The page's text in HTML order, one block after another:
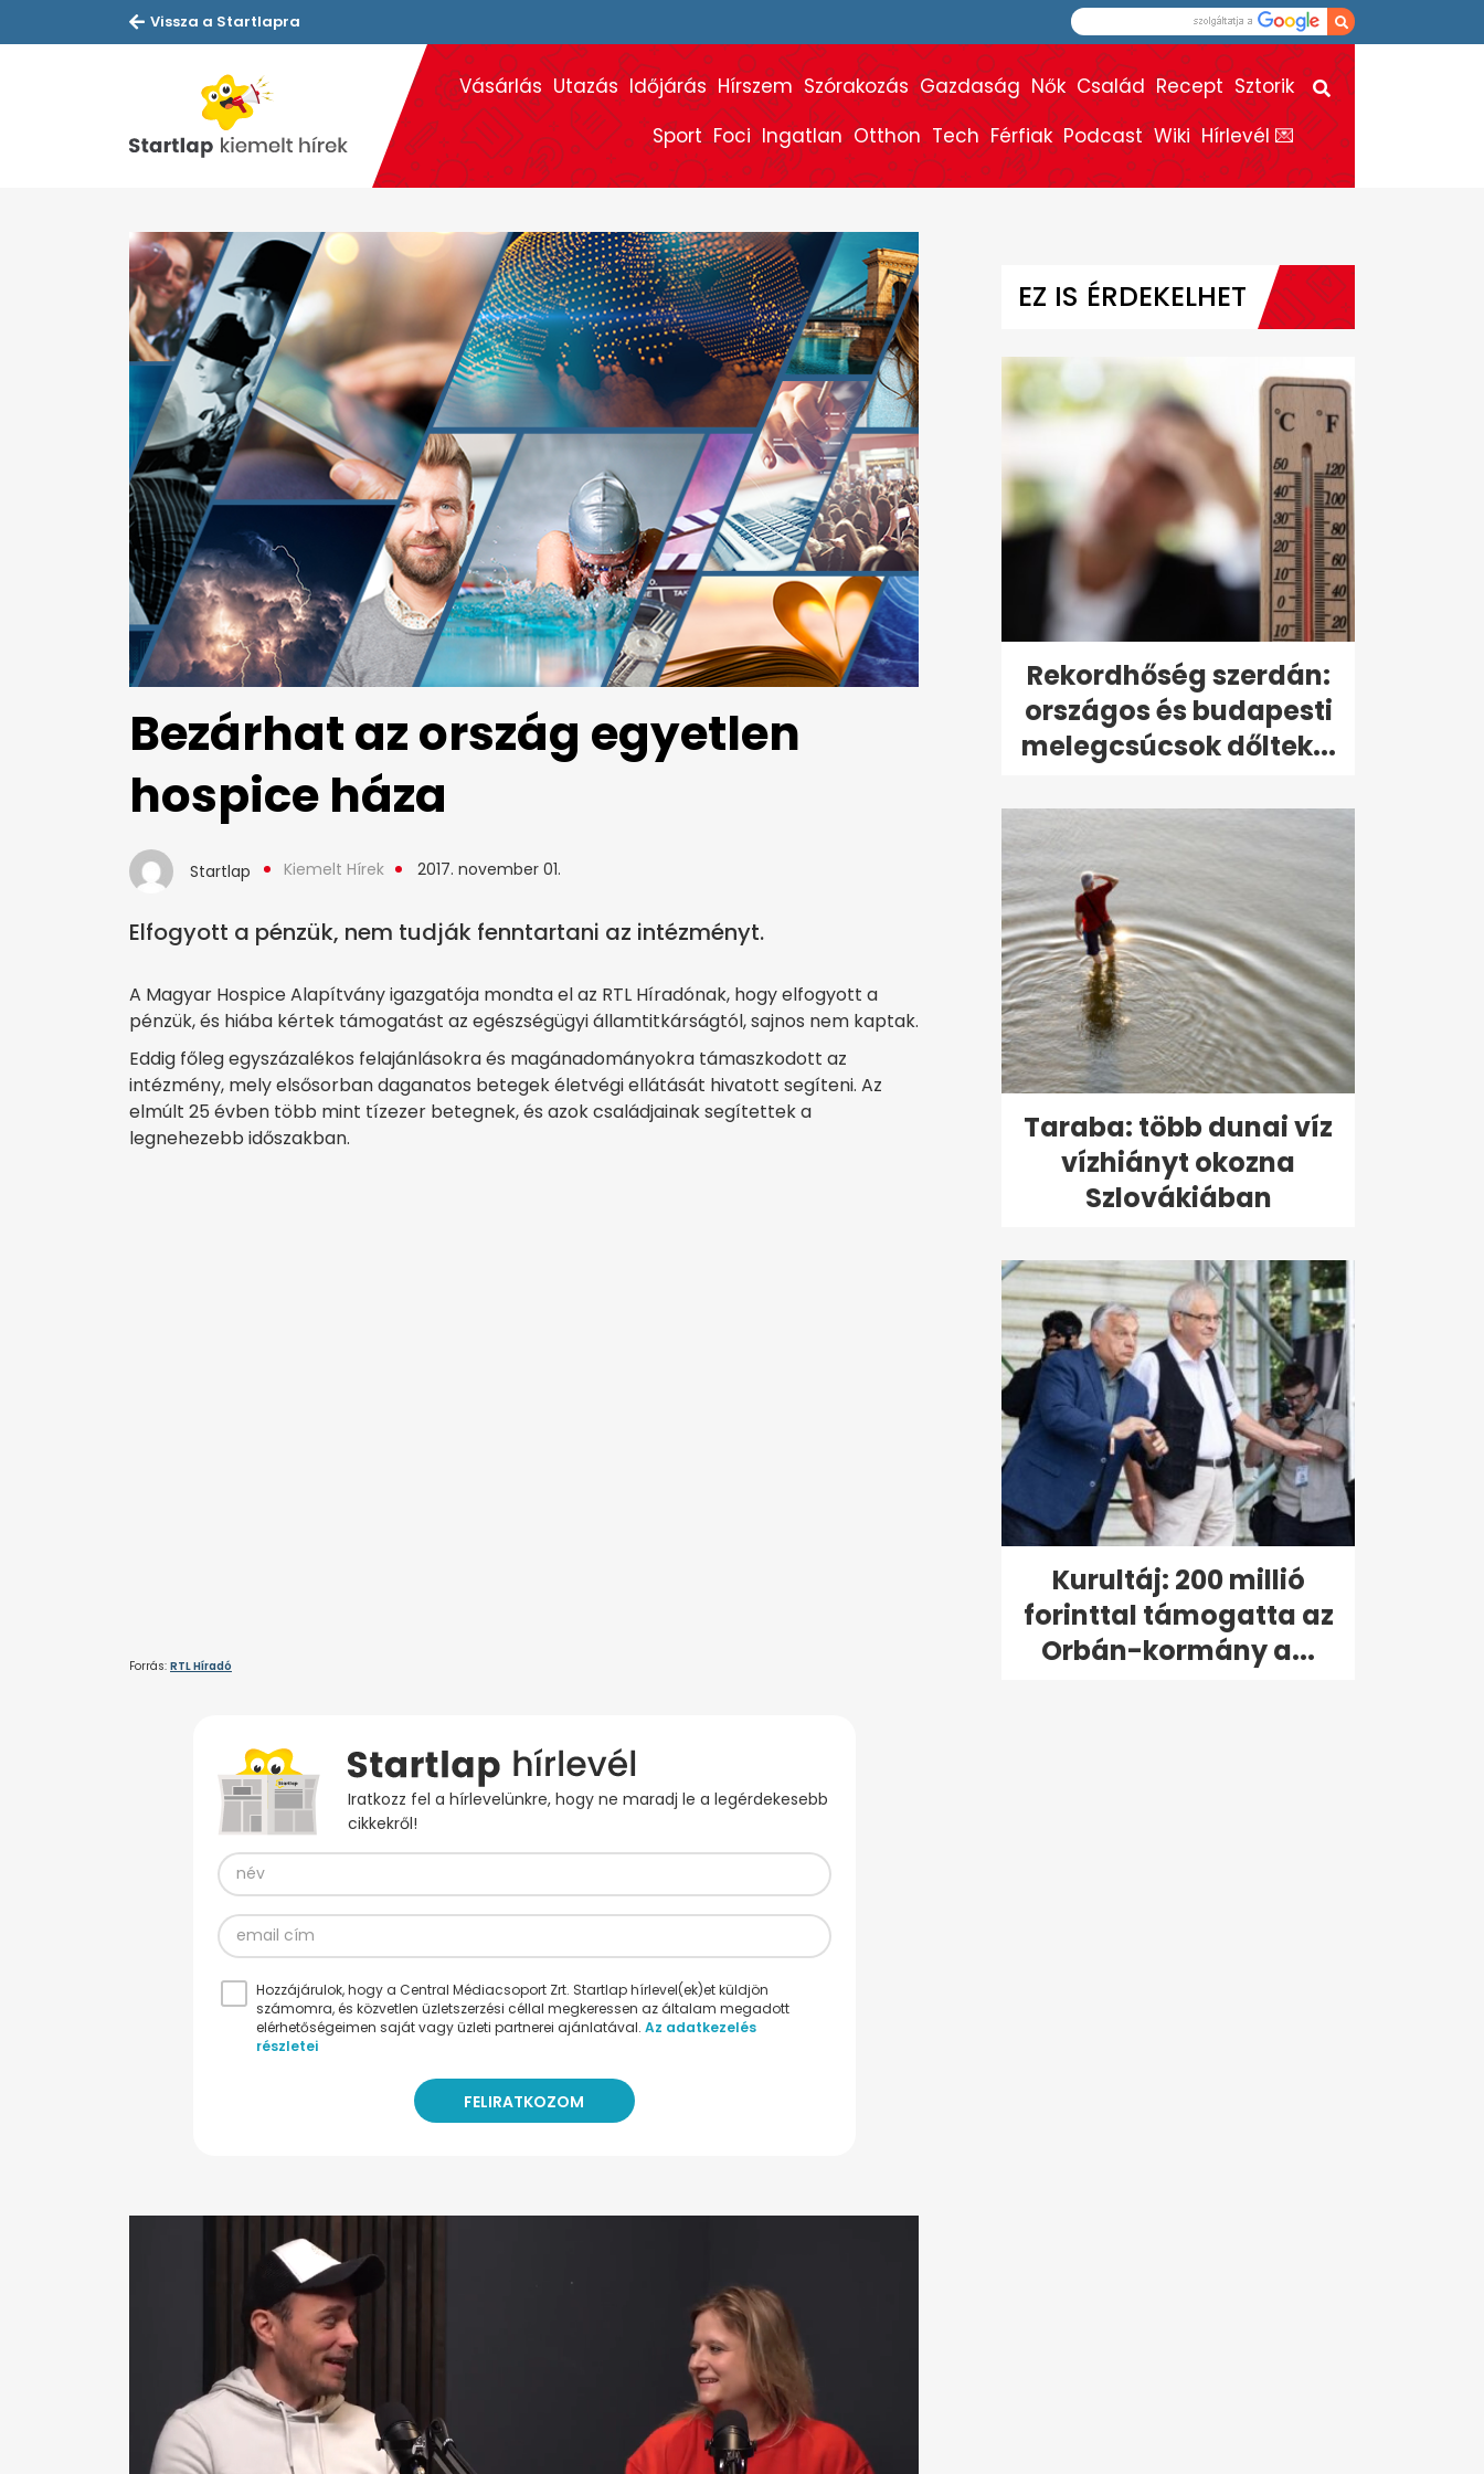
Vissza a Startlapra
Vásárlás Utazás Időjárás Hírszem Szórakozás Gazdaság Nők Család Recept Sztorik
Sport Foci Ingatlan Otthon Tech Férfiak Podcast Wiki Hírlevél 💌
Bezárhat az ország egyetlen
hospice háza
Startlap Kiemelt Hírek 2017. november 01.
Elfogyott a pénzük, nem tudják fenntartani az intézményt.
A Magyar Hospice Alapítvány igazgatója mondta el az RTL Híradónak, hogy elfogyott a
pénzük, és hiába kértek támogatást az egészségügyi államtitkárságtól, sajnos nem kaptak.
Eddig főleg egyszázalékos felajánlásokra és magánadományokra támaszkodott az
intézmény, mely elsősorban daganatos betegek életvégi ellátását hivatott segíteni. Az
elmúlt 25 évben több mint tízezer betegnek, és azok családjainak segítettek a
legnehezebb időszakban.
Forrás: RTL Híradó
Iratkozz fel a hírlevelünkre, hogy ne maradj le a legérdekesebb
cikkekről!
Hozzájárulok, hogy a Central Médiacsoport Zrt. Startlap hírlevel(ek)et küldjön
számomra, és közvetlen üzletszerzési céllal megkeressen az általam megadott
elérhetőségeimen saját vagy üzleti partnerei ajánlatával. Az adatkezelés
részletei
EZ IS ÉRDEKELHET
Rekordhőség szerdán:
országos és budapesti
melegcsúcsok dőltek...
Taraba: több dunai víz
vízhiányt okozna
Szlovákiában
Kurultáj: 200 millió
forinttal támogatta az
Orbán-kormány a...